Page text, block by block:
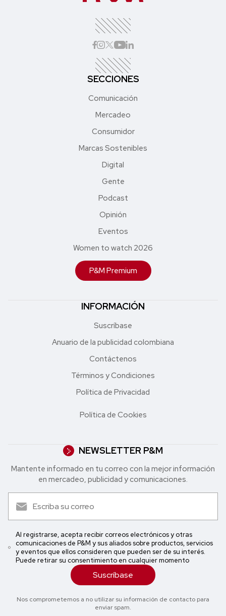
SECCIONES
Comunicación
Mercadeo
Consumidor
Marcas Sostenibles
Digital
Gente
Podcast
Opinión
Eventos
Women to watch 2026
P&M Premium
INFORMACIÓN
Suscríbase
Anuario de la publicidad colombiana
Contáctenos
Términos y Condiciones
Política de Privacidad
Política de Cookies
NEWSLETTER P&M
Mantente informado en tu correo con la mejor in formación
en mercadeo, publicidad y comunicaciones.
Al registrarse, acepta recibir correos electrónicos y otras
comunicaciones de P&M y sus aliados sobre productos, servicios
y eventos que ellos consideren que pueden ser de su interés.
Puede retirar su consentimiento en cualquier momento
Suscríbase
Nos comprometemos a no utilizar su información de contacto para
enviar spam.